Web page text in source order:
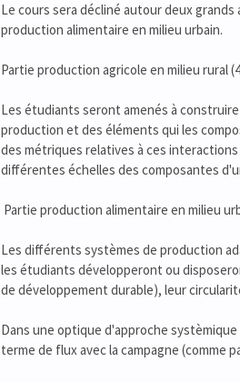
Le cours sera décliné autour deux
production alimentaire en milieu urbain.
Partie production agricole en milieu rural
Les étudiants seront amenés à
production et des éléments qui les
des métriques relatives à ces
différentes échelles des composantes
Partie production alimentaire en milieu
Les différents systèmes de production
les étudiants développeront ou
de développement durable), leur
Dans une optique d'approche
terme de flux avec la campagne (comme